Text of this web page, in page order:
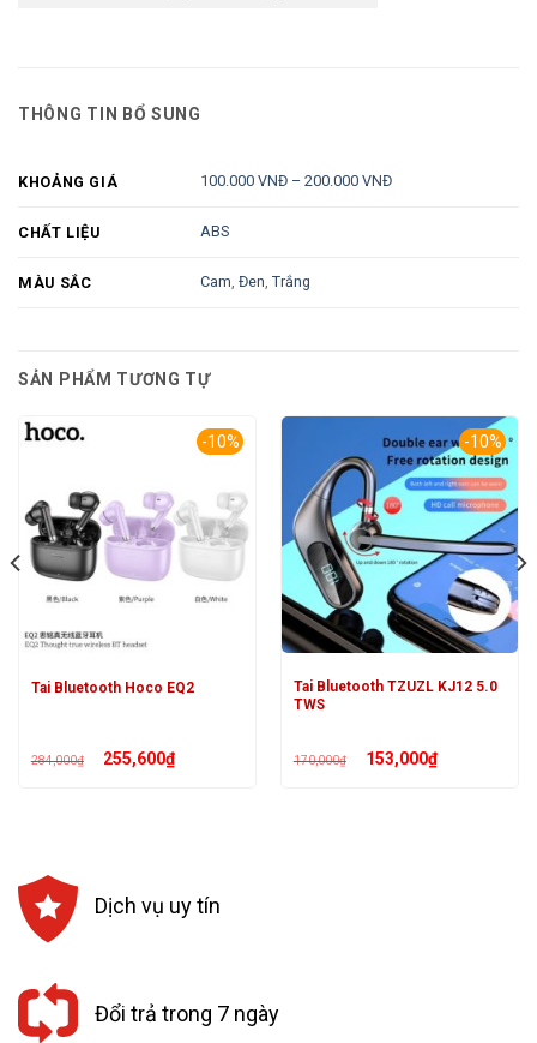
THÔNG TIN BỔ SUNG
KHOẢNG GIÁ 100.000 VNĐ – 200.000 VNĐ
CHẤT LIỆU ABS
MÀU SẮC Cam,Đen,Trắng
SẢN PHẨM TƯƠNG TỰ
-10%
Tai Bluetooth Hoco EQ2
284,000₫ Giá
gốc
255,600₫Giá
hiện
-10%
Tai Bluetooth TZUZL KJ12 5.0
TWS
170,000₫ Giá
gốc
153,000₫Giá
hiện
Dịch vụ uy tín
Đổi trả trong 7 ngày